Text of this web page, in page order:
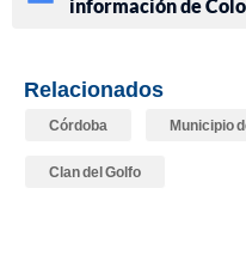
información de
Relacionados
Córdoba Municipio
Clan del Golfo